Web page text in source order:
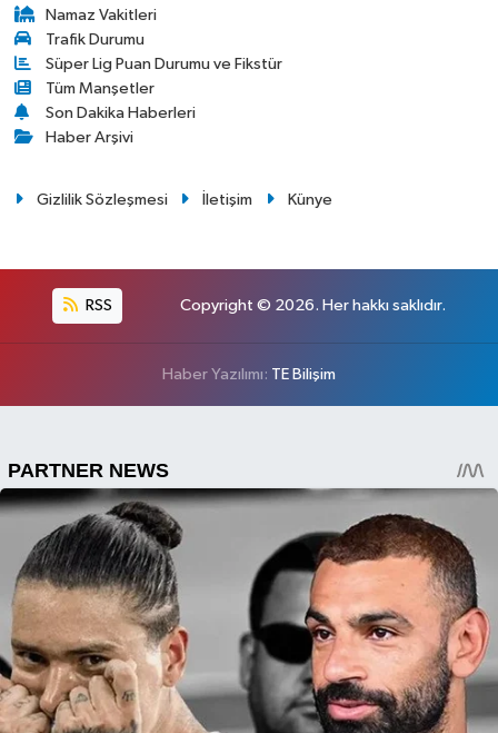
Namaz Vakitleri
Trafik Durumu
Süper Lig Puan Durumu ve Fikstür
Tüm Manşetler
Son Dakika Haberleri
Haber Arşivi
Gizlilik Sözleşmesi İletişim Künye
RSS Copyright © 2026. Her hakkı saklıdır.
Haber Yazılımı: TE Bilişim